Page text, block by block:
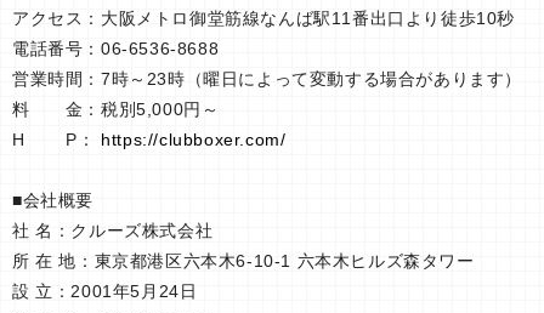
アクセス：大阪メトロ御堂筋線なんば駅11番出口より徒歩10秒
電話番号：06-6536-8688
営業時間：7時～23時（曜日によって変動する場合があります）
料 金：税別5,000円～
H P： https://clubboxer.com/
■会社概要
社 名：クルーズ株式会社
所 在 地：東京都港区六本木6-10-1 六本木ヒルズ森タワー
設 立：2001年5月24日